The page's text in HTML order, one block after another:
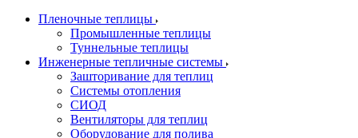
Пленочные теплицы
Промышленные теплицы
Туннельные теплицы
Инженерные тепличные системы
Зашторивание для теплиц
Системы отопления
СИОД
Вентиляторы для теплиц
Оборудование для полива